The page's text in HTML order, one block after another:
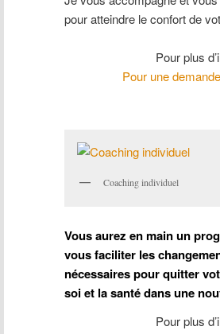
pour atteindre le confort de
Pour plus
Pour une
Coaching individuel
Vous aurez en main un
vous faciliter les
nécessaires pour quitter
soi et la santé dans une
Pour plus